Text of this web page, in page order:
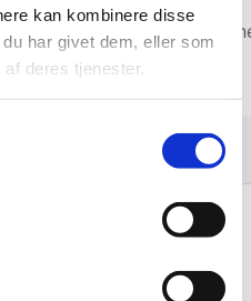
kan kombinere disse
har givet dem, eller som
deres tjenester.